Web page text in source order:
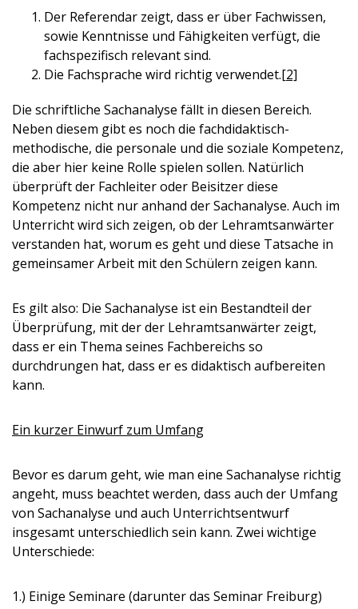
Der Referendar zeigt, dass er über Fachwissen,
sowie Kenntnisse und Fähigkeiten verfügt, die
fachspezifisch relevant sind.
Die Fachsprache wird richtig verwendet.[2]
Die schriftliche Sachanalyse fällt in diesen Bereich.
Neben diesem gibt es noch die fachdidaktisch-
methodische, die personale und die soziale Kompetenz,
die aber hier keine Rolle spielen sollen. Natürlich
überprüft der Fachleiter oder Beisitzer diese
Kompetenz nicht nur anhand der Sachanalyse. Auch im
Unterricht wird sich zeigen, ob der Lehramtsanwärter
verstanden hat, worum es geht und diese Tatsache in
gemeinsamer Arbeit mit den Schülern zeigen kann.
Es gilt also: Die Sachanalyse ist ein Bestandteil der
Überprüfung, mit der der Lehramtsanwärter zeigt,
dass er ein Thema seines Fachbereichs so
durchdrungen hat, dass er es didaktisch aufbereiten
kann.
Ein kurzer Einwurf zum Umfang
Bevor es darum geht, wie man eine Sachanalyse richtig
angeht, muss beachtet werden, dass auch der Umfang
von Sachanalyse und auch Unterrichtsentwurf
insgesamt unterschiedlich sein kann. Zwei wichtige
Unterschiede:
1.) Einige Seminare (darunter das Seminar Freiburg)